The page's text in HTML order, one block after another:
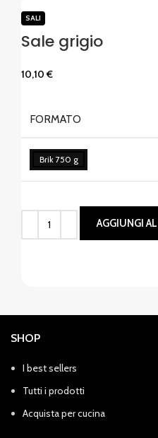
Sale grigio
SALI
10,10€
FORMATO
Brik 750 g
AGGIUNGI
SHOP
I best sellers
Tutti i prodotti
Acquista per cucina